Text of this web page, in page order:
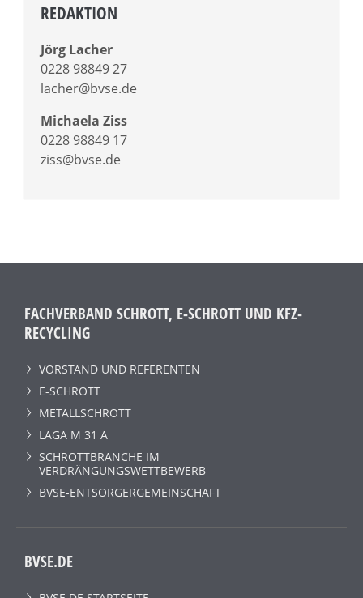
REDAKTION
Jörg Lacher
0228 98849 27
lacher@bvse.de
Michaela Ziss
0228 98849 17
ziss@bvse.de
FACHVERBAND SCHROTT, E-SCHROTT UND KFZ-
RECYCLING
VORSTAND UND REFERENTEN
E-SCHROTT
METALLSCHROTT
LAGA M 31 A
SCHROTTBRANCHE IM
VERDRÄNGUNGSWETTBEWERB
BVSE-ENTSORGERGEMEINSCHAFT
BVSE.DE